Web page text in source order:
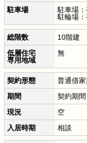
駐車場
駐車場
駐輪場
総階数
10階建
低層住宅
専用地域
無
契約形態
普通借
期間
契約期
現況
空
入居時期
相談